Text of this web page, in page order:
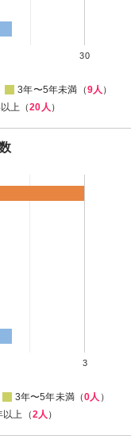
30
3年〜5年未満（9人 ）
上（20人 ）
3
3年〜5年未満（0人 ）
以上（2人 ）